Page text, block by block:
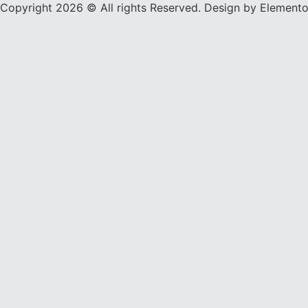
Copyright 2026 © All rights Reserved. Design by